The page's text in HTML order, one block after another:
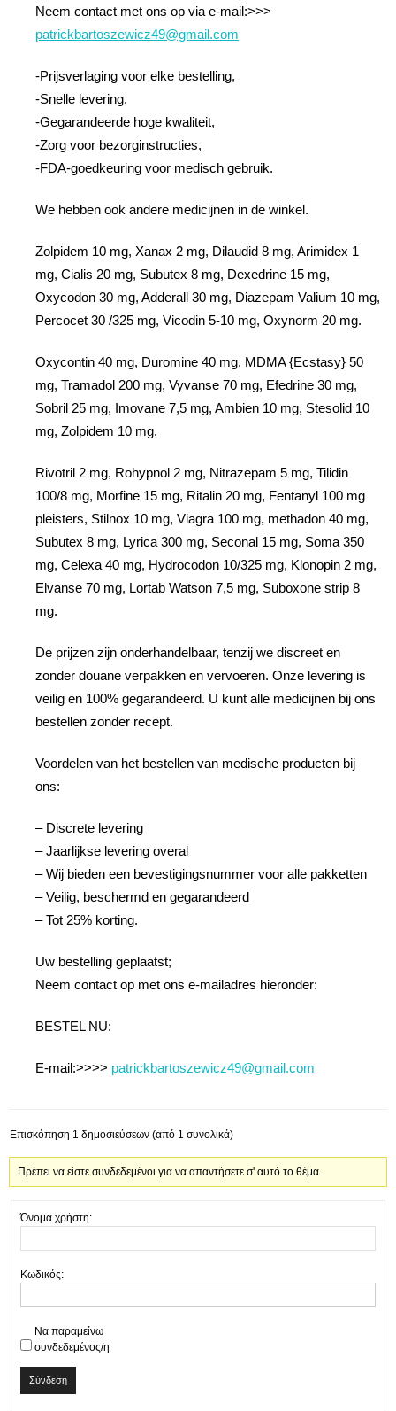
Neem contact met ons op via e-mail:>>>
patrickbartoszewicz49@gmail.com
-Prijsverlaging voor elke bestelling,
-Snelle levering,
-Gegarandeerde hoge kwaliteit,
-Zorg voor bezorginstructies,
-FDA-goedkeuring voor medisch gebruik.
We hebben ook andere medicijnen in de winkel.
Zolpidem 10 mg, Xanax 2 mg, Dilaudid 8 mg, Arimidex 1
mg, Cialis 20 mg, Subutex 8 mg, Dexedrine 15 mg,
Oxycodon 30 mg, Adderall 30 mg, Diazepam Valium 10 mg,
Percocet 30 /325 mg, Vicodin 5-10 mg, Oxynorm 20 mg.
Oxycontin 40 mg, Duromine 40 mg, MDMA {Ecstasy} 50
mg, Tramadol 200 mg, Vyvanse 70 mg, Efedrine 30 mg,
Sobril 25 mg, Imovane 7,5 mg, Ambien 10 mg, Stesolid 10
mg, Zolpidem 10 mg.
Rivotril 2 mg, Rohypnol 2 mg, Nitrazepam 5 mg, Tilidin
100/8 mg, Morfine 15 mg, Ritalin 20 mg, Fentanyl 100 mg
pleisters, Stilnox 10 mg, Viagra 100 mg, methadon 40 mg,
Subutex 8 mg, Lyrica 300 mg, Seconal 15 mg, Soma 350
mg, Celexa 40 mg, Hydrocodon 10/325 mg, Klonopin 2 mg,
Elvanse 70 mg, Lortab Watson 7,5 mg, Suboxone strip 8
mg.
De prijzen zijn onderhandelbaar, tenzij we discreet en
zonder douane verpakken en vervoeren. Onze levering is
veilig en 100% gegarandeerd. U kunt alle medicijnen bij ons
bestellen zonder recept.
Voordelen van het bestellen van medische producten bij
ons:
– Discrete levering
– Jaarlijkse levering overal
– Wij bieden een bevestigingsnummer voor alle pakketten
– Veilig, beschermd en gegarandeerd
– Tot 25% korting.
Uw bestelling geplaatst;
Neem contact op met ons e-mailadres hieronder:
BESTEL NU:
E-mail:>>>> patrickbartoszewicz49@gmail.com
Επισκόπηση 1 δημοσιεύσεων (από 1 συνολικά)
Πρέπει να είστε συνδεδεμένοι για να απαντήσετε σ' αυτό το θέμα.
Όνομα χρήστη:
Κωδικός:
Να παραμείνω
συνδεδεμένος/η
Σύνδεση